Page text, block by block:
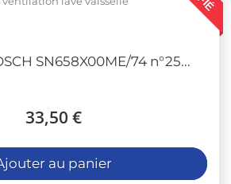
SN658X00ME/74 n°25...
33,50 €
au panier